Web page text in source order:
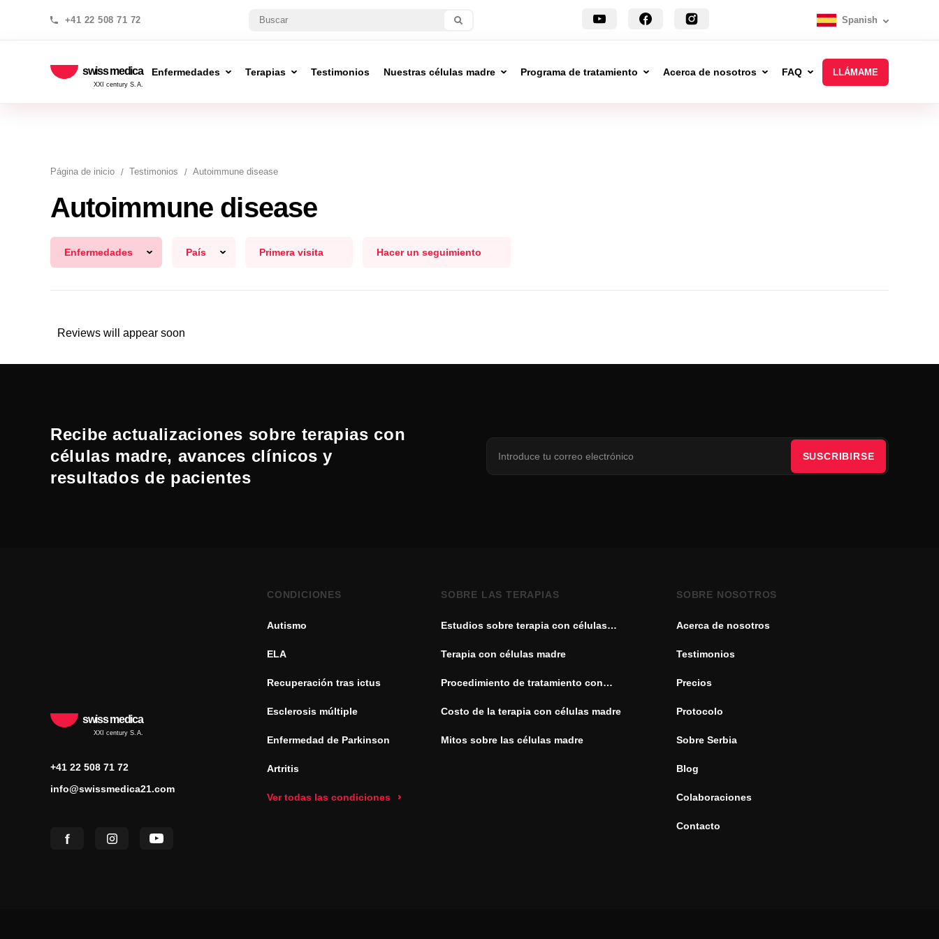
+41 22 508 71 72 Spanish
swiss medica
XXI century S.A.
Enfermedades Terapias Testimonios Nuestras células madre Programa de tratamiento Acerca de nosotros FAQ LLÁMAME
Página de inicio Testimonios Autoimmune disease
Autoimmune disease
Enfermedades País Primera visita Hacer un seguimiento
Reviews will appear soon
Recibe actualizaciones sobre terapias con
células madre, avances clínicos y
resultados de pacientes
SUSCRIBIRSE
swiss medica
XXI century S.A.
+41 22 508 71 72
info@swissmedica21.com
CONDICIONES
Autismo
ELA
Recuperación tras ictus
Esclerosis múltiple
Enfermedad de Parkinson
Artritis
Ver todas las condiciones
SOBRE LAS TERAPIAS
Estudios sobre terapia con células
Terapia con células madre
Procedimiento de tratamiento con
Costo de la terapia con células madre
Mitos sobre las células madre
SOBRE NOSOTROS
Acerca de nosotros
Testimonios
Precios
Protocolo
Sobre Serbia
Blog
Colaboraciones
Contacto